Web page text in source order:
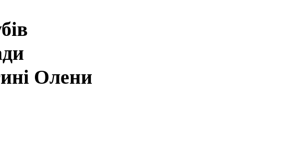
Олени